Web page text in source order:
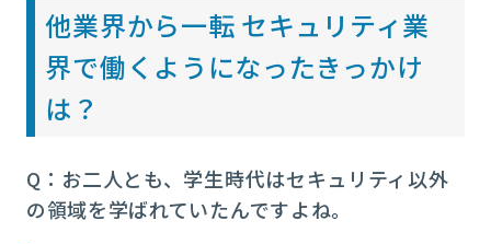
他業界から一転 セキュリティ業
界で働くようになったきっかけ
は？
Q：お二人とも、学生時代はセキュリティ以外
の領域を学ばれていたんですよね。